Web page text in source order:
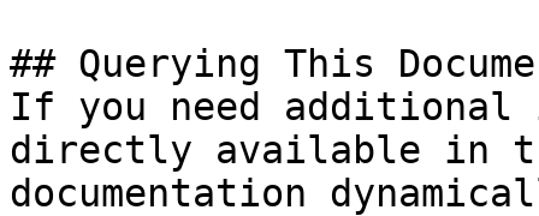
## Querying This
If you need
directly available in
documentation